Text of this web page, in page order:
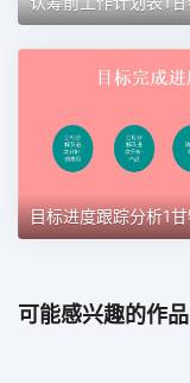
可能感兴趣的作品